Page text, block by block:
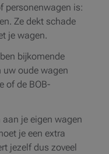
personenwagen is:
Ze dekt schade
je wagen.
bijkomende
uw oude wagen
of de BOB-
je eigen wagen
je een extra
jezelf dus zoveel